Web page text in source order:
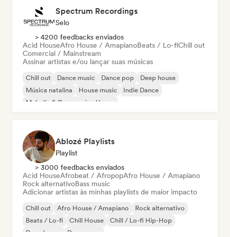
Spectrum Recordings
Selo
> 4200 feedbacks enviados
Acid HouseAfro House / AmapianoBeats / Lo-fiChill out
Comercial / Mainstream
Assinar artistas e/ou lançar suas músicas
Chill out Dance music Dance pop
Deep house
Música natalina
House music
Indie Dance
Melodic & Progressive House
Ablozé Playlists
Playlist
> 3000 feedbacks enviados
Acid HouseAfrobeat / AfropopAfro House / Amapiano
Rock alternativoBass music
Adicionar artistas às minhas playlists de maior impacto
Chill out Afro House / Amapiano
Rock alternativo
Beats / Lo-fi
Chill House
Chill / Lo-fi Hip-Hop
Deep house
Dream pop